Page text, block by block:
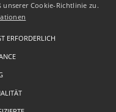
unserer Cookie-Richtlinie zu.
ERFORDERLICH